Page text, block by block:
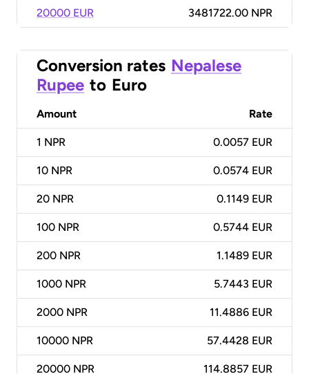
20000 EUR 3481722.00 NPR
Conversion rates Nepalese
Rupee to Euro
Amount Rate
1 NPR 0.0057 EUR
10 NPR 0.0574 EUR
20 NPR 0.1149 EUR
100 NPR 0.5744 EUR
200 NPR 1.1489 EUR
1000 NPR 5.7443 EUR
2000 NPR 11.4886 EUR
10000 NPR 57.4428 EUR
20000 NPR 114.8857 EUR